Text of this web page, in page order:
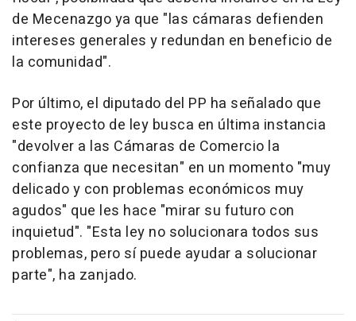
de Mecenazgo ya que "las cámaras defienden
intereses generales y redundan en beneficio de
la comunidad".
Por último, el diputado del PP ha señalado que
este proyecto de ley busca en última instancia
"devolver a las Cámaras de Comercio la
confianza que necesitan" en un momento "muy
delicado y con problemas económicos muy
agudos" que les hace "mirar su futuro con
inquietud". "Esta ley no solucionara todos sus
problemas, pero sí puede ayudar a solucionar
parte", ha zanjado.